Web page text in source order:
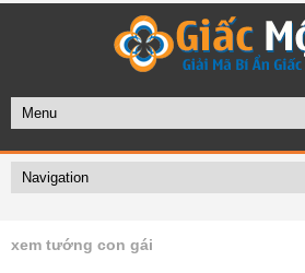
xem tướng con gái